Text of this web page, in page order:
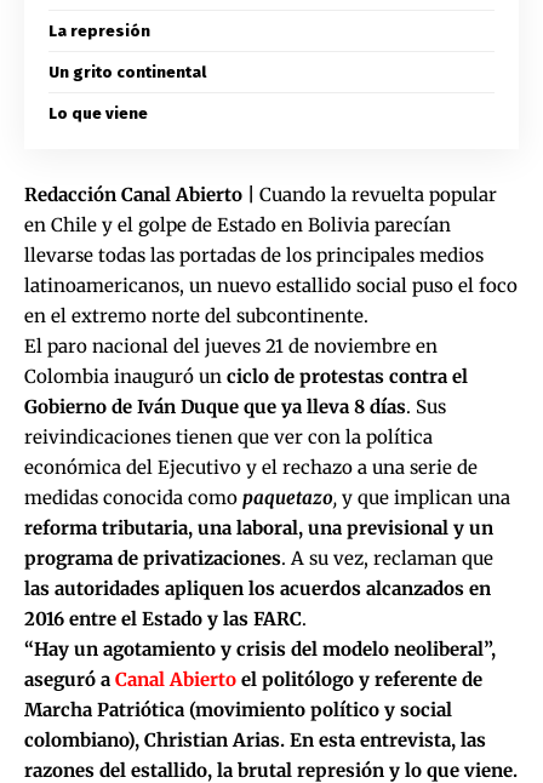
La represión
Un grito continental
Lo que viene
Redacción Canal Abierto |
Cuando la revuelta popular
en Chile y el golpe de Estado en Bolivia parecían
llevarse todas las portadas de los principales medios
latinoamericanos, un nuevo estallido social puso el foco
en el extremo norte del subcontinente.
El paro nacional del jueves 21 de noviembre en
Colombia inauguró un ciclo de protestas contra el
Gobierno de Iván Duque que ya lleva 8 días. Sus
reivindicaciones tienen que ver con la política
económica del Ejecutivo y el rechazo a una serie de
medidas conocida como paquetazo, y que implican una
reforma tributaria, una laboral, una previsional y un
programa de privatizaciones. A su vez, reclaman que
las autoridades apliquen los acuerdos alcanzados en
2016 entre el Estado y las FARC.
“Hay un agotamiento y crisis del modelo neoliberal”,
aseguró a Canal Abierto el politólogo y referente de
Marcha Patriótica (movimiento político y social
colombiano), Christian Arias. En esta entrevista, las
razones del estallido, la brutal represión y lo que viene.